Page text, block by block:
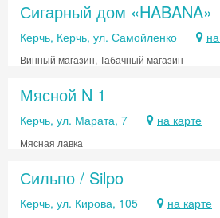
Сигарный дом «HABANA»
Керчь, Керчь, ул. Самойленко
Винный магазин, Табачный магазин
Мясной N 1
Керчь, ул. Марата, 7 на карте
Мясная лавка
Сильпо / Silpo
Керчь, ул. Кирова, 105 на карте